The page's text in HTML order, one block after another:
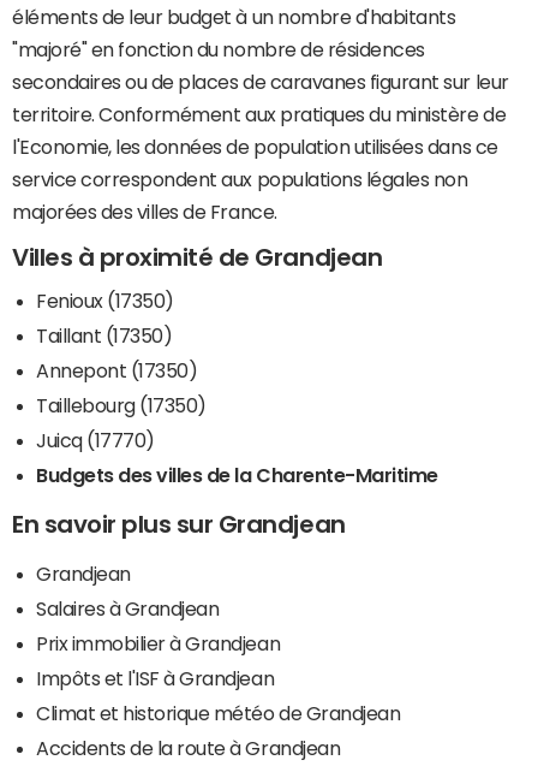
éléments de leur budget à un nombre d'habitants
"majoré" en fonction du nombre de résidences
secondaires ou de places de caravanes figurant sur leur
territoire. Conformément aux pratiques du ministère de
l'Economie, les données de population utilisées dans ce
service correspondent aux populations légales non
majorées des villes de France.
Villes à proximité de Grandjean
Fenioux (17350)
Taillant (17350)
Annepont (17350)
Taillebourg (17350)
Juicq (17770)
Budgets des villes de la Charente-Maritime
En savoir plus sur Grandjean
Grandjean
Salaires à Grandjean
Prix immobilier à Grandjean
Impôts et l'ISF à Grandjean
Climat et historique météo de Grandjean
Accidents de la route à Grandjean